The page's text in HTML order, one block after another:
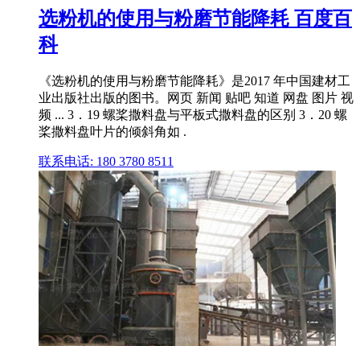
选粉机的使用与粉磨节能降耗 百度百
科
《选粉机的使用与粉磨节能降耗》是2017 年中国建材工
业出版社出版的图书。网页 新闻 贴吧 知道 网盘 图片 视
频 ... 3．19 螺桨撒料盘与平板式撒料盘的区别 3．20 螺
桨撒料盘叶片的倾斜角如 .
联系电话: 180 3780 8511